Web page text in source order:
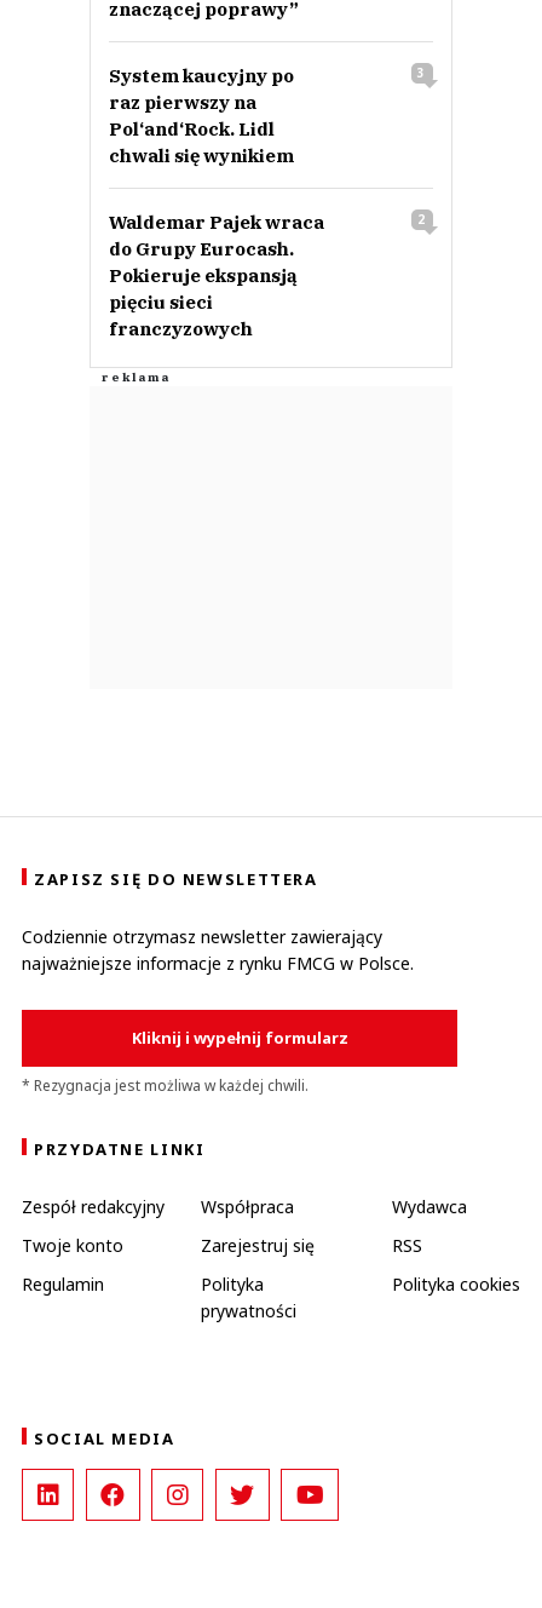
znaczącej poprawy”
System kaucyjny po
raz pierwszy na
Pol‘and‘Rock. Lidl
chwali się wynikiem
3
Waldemar Pajek wraca
do Grupy Eurocash.
Pokieruje ekspansją
pięciu sieci
franczyzowych
2
ZAPISZ SIĘ DO NEWSLETTERA
Codziennie otrzymasz newsletter zawierający
najważniejsze informacje z rynku FMCG w Polsce.
Kliknij i wypełnij formularz
* Rezygnacja jest możliwa w każdej chwili.
PRZYDATNE LINKI
Zespół redakcyjny Współpraca
Wydawca
Twoje konto
Zarejestruj się
RSS
Regulamin
Polityka
prywatności
Polityka cookies
SOCIAL MEDIA